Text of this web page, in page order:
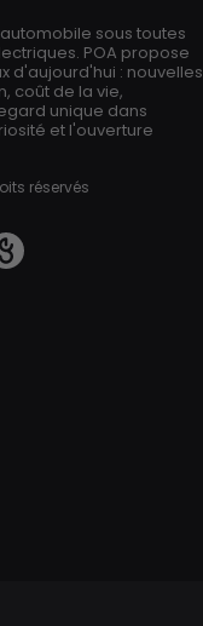
sous toutes
POA propose
d'aujourd'hui : nouvelles
coût de la vie,
unique dans
et l'ouverture
réservés